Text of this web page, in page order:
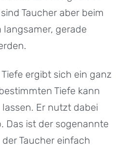
Taucher aber beim
gerade
ergibt sich ein ganz
Tiefe kann
Er nutzt dabei
Das ist der sogenannte
der Taucher einfach